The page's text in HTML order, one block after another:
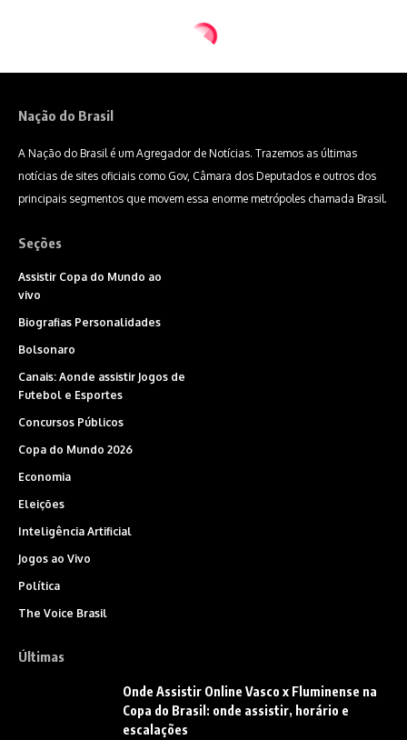
Nação do Brasil
A Nação do Brasil é um Agregador de Notícias. Trazemos as últimas
notícias de sites oficiais como Gov, Câmara dos Deputados e outros dos
principais segmentos que movem essa enorme metrópoles chamada Brasil.
Seções
Assistir Copa do Mundo ao
vivo
Biografias Personalidades
Bolsonaro
Canais: Aonde assistir Jogos de
Futebol e Esportes
Concursos Públicos
Copa do Mundo 2026
Economia
Eleições
Inteligência Artificial
Jogos ao Vivo
Política
The Voice Brasil
Últimas
Onde Assistir Online Vasco x Fluminense na
Copa do Brasil: onde assistir, horário e
escalações